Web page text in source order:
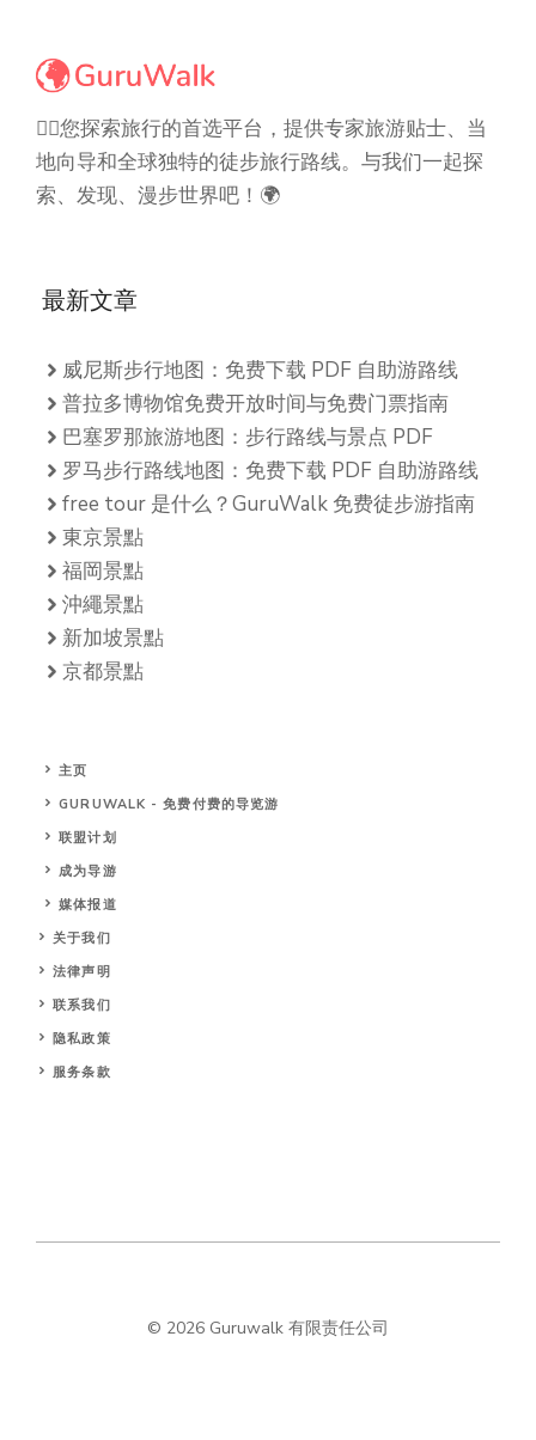
🚶‍♂️您探索旅行的首选平台，提供专家旅游贴士、当
地向导和全球独特的徒步旅行路线。与我们一起探
索、发现、漫步世界吧！🌍
最新文章
威尼斯步行地图：免费下载 PDF 自助游路线
普拉多博物馆免费开放时间与免费门票指南
巴塞罗那旅游地图：步行路线与景点 PDF
罗马步行路线地图：免费下载 PDF 自助游路线
free tour 是什么？GuruWalk 免费徒步游指南
東京景點
福岡景點
沖繩景點
新加坡景點
京都景點
主页
GURUWALK - 免费付费的导览游
联盟计划
成为导游
媒体报道
关于我们
法律声明
联系我们
隐私政策
服务条款
© 2026 Guruwalk 有限责任公司